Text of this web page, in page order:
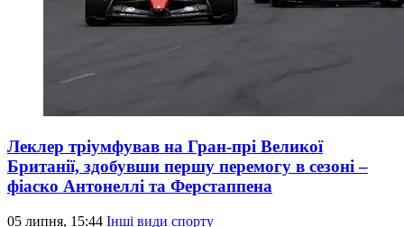
Леклер тріумфував на Гран-прі Великої
Британії, здобувши першу перемогу в сезоні –
фіаско Антонеллі та Ферстаппена
05 липня, 15:44 Інші види спорту